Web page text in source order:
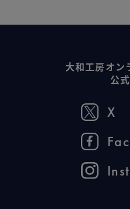
大和工房オン
公
X